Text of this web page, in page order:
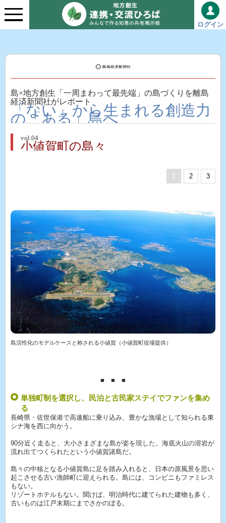
ログイン
島×地方創生「一周まわって最先端」の島づくりを離島
経済新聞社がレポート
「ない」から生まれる創造力
の「ある」島へ
vol.04
小値賀町の島々
1 2 3
島活性化のモデルケースと称される小値賀（小値賀町役場提供）
■ ■ ■
単独町制を選択し、民泊と古民家ステイでファンを集め
る
長崎県・佐世保港で高速船に乗り込み、豊かな漁場として知られる東
シナ海を西に向かう。
90分近く走ると、大小さまざまな島が姿を現した。海底火山の溶岩が
流れ出てつくられたという小値賀諸島だ。
島々の中核となる小値賀島に足を踏み入れると、日本の原風景を思い
起こさせる古い漁師町に迎えられる。島には、コンビニもファミレス
もない。
リゾートホテルもない。聞けば、明治時代に建てられた建物も多く、
古いものは江戸末期にまでさかのぼる。